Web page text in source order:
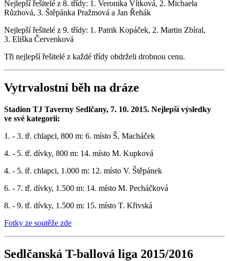
Nejlepší řešitelé z 8. třídy: 1. Veronika Vítková, 2. Michaela
Růzhová, 3. Štěpánka Pražmová a Jan Řehák
Nejlepší řešitelé z 9. třídy: 1. Patrik Kopáček, 2. Martin Zbíral,
3. Eliška Červenková
Tři nejlepší řešitelé z každé třídy obdrželi drobnou cenu.
Vytrvalostní běh na dráze
Stadion TJ Taverny Sedlčany, 7. 10. 2015. Nejlepší výsledky
ve své kategorii:
1. - 3. tř. chlapci, 800 m: 6. místo Š. Macháček
4. - 5. tř. dívky, 800 m: 14. místo M. Kupková
4. - 5. tř. chlapci, 1.000 m: 12. místo V. Štěpánek
6. - 7. tř. dívky, 1.500 m: 14. místo M. Pecháčková
8. - 9. tř. dívky, 1.500 m: 15. místo T. Křivská
Fotky ze soutěže zde
Sedlčanská T-ballová liga 2015/2016